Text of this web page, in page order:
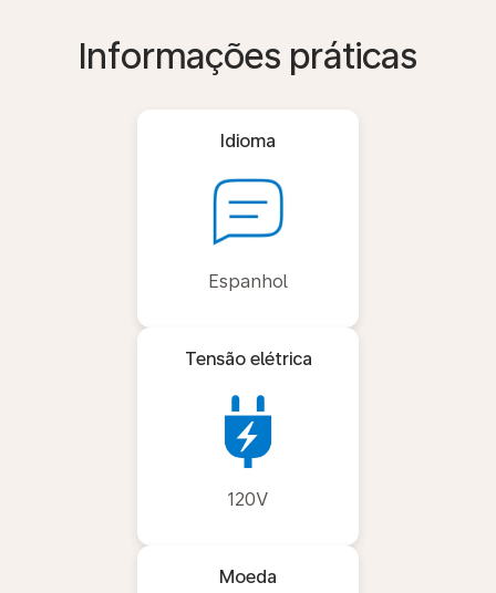
Informações práticas
Idioma
Espanhol
Tensão elétrica
120V
Moeda